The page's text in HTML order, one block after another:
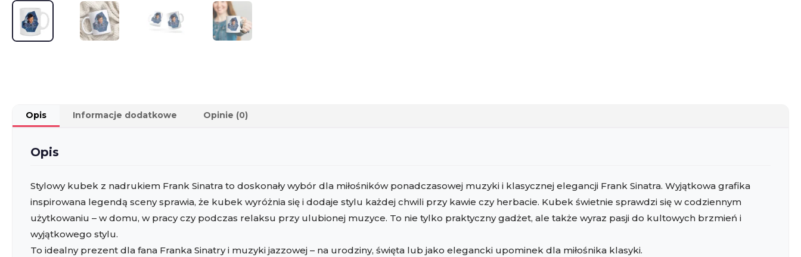
Opis Informacje dodatkowe Opinie (0)
Opis
Stylowy kubek z nadrukiem Frank Sinatra to doskonały wybór dla miłośników ponadczasowej muzyki i klasycznej elegancji Frank Sinatra. Wyjątkowa grafika
inspirowana legendą sceny sprawia, że kubek wyróżnia się i dodaje stylu każdej chwili przy kawie czy herbacie. Kubek świetnie sprawdzi się w codziennym
użytkowaniu – w domu, w pracy czy podczas relaksu przy ulubionej muzyce. To nie tylko praktyczny gadżet, ale także wyraz pasji do kultowych brzmień i
wyjątkowego stylu.
To idealny prezent dla fana Franka Sinatry i muzyki jazzowej – na urodziny, święta lub jako elegancki upominek dla miłośnika klasyki.